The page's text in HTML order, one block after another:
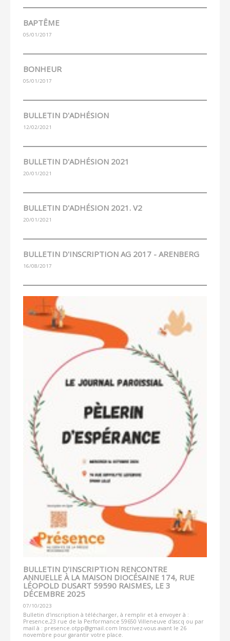
BAPTÊME
05/01/2017
BONHEUR
05/01/2017
BULLETIN D'ADHÉSION
12/02/2021
BULLETIN D'ADHÉSION 2021
20/01/2021
BULLETIN D'ADHÉSION 2021. V2
20/01/2021
BULLETIN D'INSCRIPTION AG 2017 - ARENBERG
16/08/2017
BULLETIN D'INSCRIPTION RENCONTRE
ANNUELLE À LA MAISON DIOCÉSAINE 174, RUE
LÉOPOLD DUSART 59590 RAISMES, LE 3
DÉCEMBRE 2025
07/10/2023
Bulletin d'inscription à télécharger, à remplir et à envoyer à :
Presence,23 rue de la Performance 59650 Villeneuve d'ascq ou par
mail à : presence.otpp@gmail.com Inscrivez-vous avant le 26
novembre pour garantir votre place.